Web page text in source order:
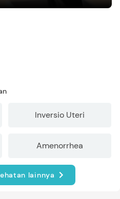
Inversio Uteri
Amenorrhea
lainnya